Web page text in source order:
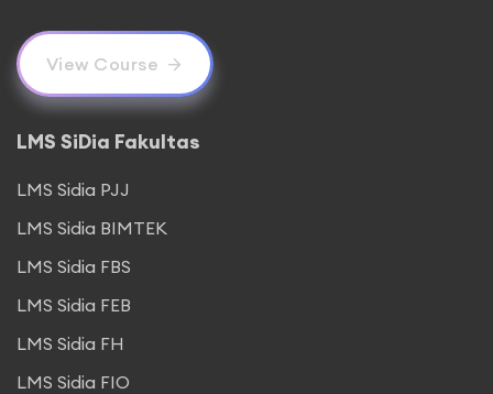
View Course
LMS SiDia Fakultas
LMS Sidia PJJ
LMS Sidia BIMTEK
LMS Sidia FBS
LMS Sidia FEB
LMS Sidia FH
LMS Sidia FIO